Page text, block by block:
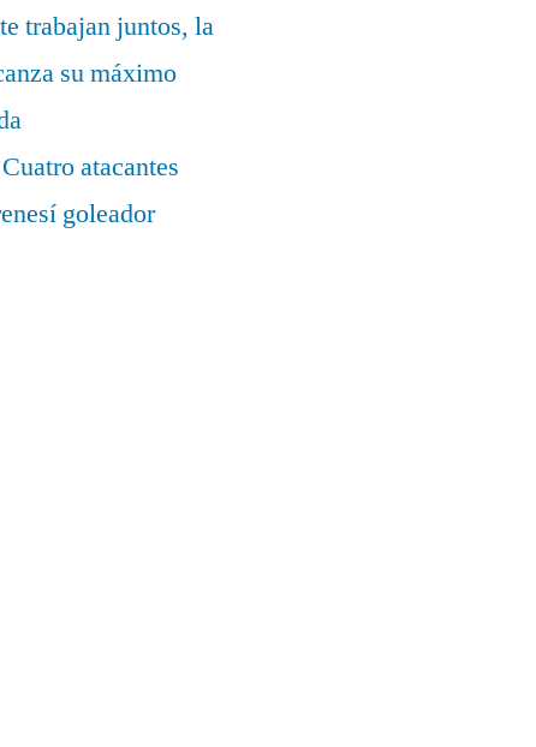
trabajan juntos, la
su máximo
atacantes
goleador